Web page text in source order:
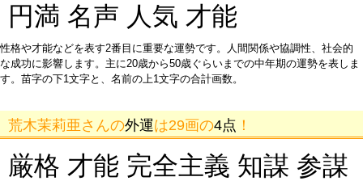
円満 名声 人気 才能
性格や才能などを表す2番目に重要な運勢です。人間関係や協調性、社会的
な成功に影響します。主に20歳から50歳ぐらいまでの中年期の運勢を表しま
す。苗字の下1文字と、名前の上1文字の合計画数。
荒木茉莉亜さんの外運は29画の4点 ！
厳格 才能 完全主義 知謀 参謀